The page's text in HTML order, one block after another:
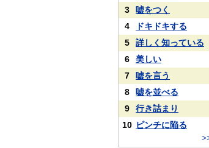
3
嘘をつく
4
ドキドキする
5
詳しく知っている
6
美しい
7
嘘を言う
8
嘘を並べる
9
行き詰まり
10 ピンチに陥る